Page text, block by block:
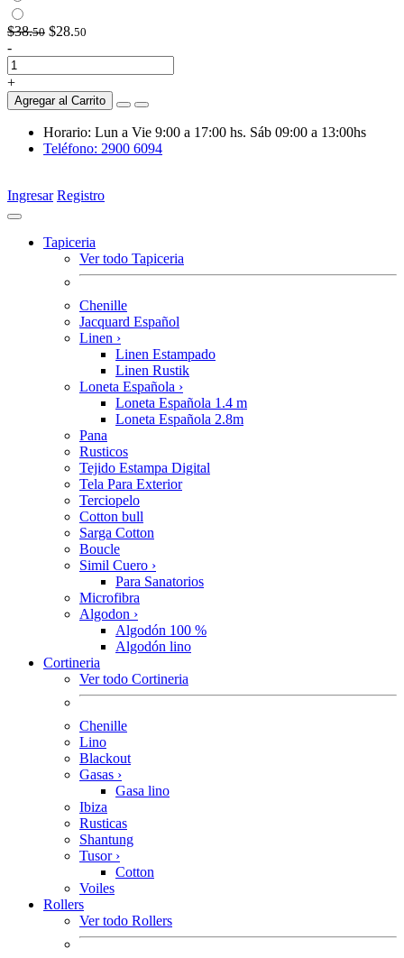
$38.50 $28.50
-
+
Agregar al Carrito
Horario: Lun a Vie 9:00 a 17:00 hs. Sáb 09:00 a 13:00hs
Teléfono: 2900 6094
Ingresar Registro
Tapiceria
Ver todo Tapiceria
Chenille
Jacquard Español
Linen ›
Linen Estampado
Linen Rustik
Loneta Española ›
Loneta Española 1.4 m
Loneta Española 2.8m
Pana
Rusticos
Tejido Estampa Digital
Tela Para Exterior
Terciopelo
Cotton bull
Sarga Cotton
Boucle
Simil Cuero ›
Para Sanatorios
Microfibra
Algodon ›
Algodón 100 %
Algodón lino
Cortineria
Ver todo Cortineria
Chenille
Lino
Blackout
Gasas ›
Gasa lino
Ibiza
Rusticas
Shantung
Tusor ›
Cotton
Voiles
Rollers
Ver todo Rollers